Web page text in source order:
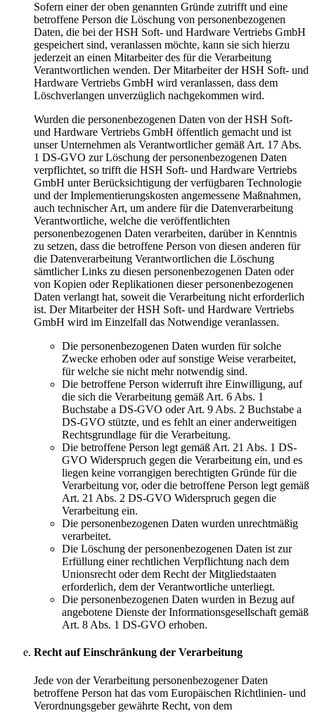
Sofern einer der oben genannten Gründe zutrifft und eine
betroffene Person die Löschung von personenbezogenen
Daten, die bei der HSH Soft- und Hardware Vertriebs GmbH
gespeichert sind, veranlassen möchte, kann sie sich hierzu
jederzeit an einen Mitarbeiter des für die Verarbeitung
Verantwortlichen wenden. Der Mitarbeiter der HSH Soft- und
Hardware Vertriebs GmbH wird veranlassen, dass dem
Löschverlangen unverzüglich nachgekommen wird.
Wurden die personenbezogenen Daten von der HSH Soft-
und Hardware Vertriebs GmbH öffentlich gemacht und ist
unser Unternehmen als Verantwortlicher gemäß Art. 17 Abs.
1 DS-GVO zur Löschung der personenbezogenen Daten
verpflichtet, so trifft die HSH Soft- und Hardware Vertriebs
GmbH unter Berücksichtigung der verfügbaren Technologie
und der Implementierungskosten angemessene Maßnahmen,
auch technischer Art, um andere für die Datenverarbeitung
Verantwortliche, welche die veröffentlichten
personenbezogenen Daten verarbeiten, darüber in Kenntnis
zu setzen, dass die betroffene Person von diesen anderen für
die Datenverarbeitung Verantwortlichen die Löschung
sämtlicher Links zu diesen personenbezogenen Daten oder
von Kopien oder Replikationen dieser personenbezogenen
Daten verlangt hat, soweit die Verarbeitung nicht erforderlich
ist. Der Mitarbeiter der HSH Soft- und Hardware Vertriebs
GmbH wird im Einzelfall das Notwendige veranlassen.
Die personenbezogenen Daten wurden für solche
Zwecke erhoben oder auf sonstige Weise verarbeitet,
für welche sie nicht mehr notwendig sind.
Die betroffene Person widerruft ihre Einwilligung, auf
die sich die Verarbeitung gemäß Art. 6 Abs. 1
Buchstabe a DS-GVO oder Art. 9 Abs. 2 Buchstabe a
DS-GVO stützte, und es fehlt an einer anderweitigen
Rechtsgrundlage für die Verarbeitung.
Die betroffene Person legt gemäß Art. 21 Abs. 1 DS-
GVO Widerspruch gegen die Verarbeitung ein, und es
liegen keine vorrangigen berechtigten Gründe für die
Verarbeitung vor, oder die betroffene Person legt gemäß
Art. 21 Abs. 2 DS-GVO Widerspruch gegen die
Verarbeitung ein.
Die personenbezogenen Daten wurden unrechtmäßig
verarbeitet.
Die Löschung der personenbezogenen Daten ist zur
Erfüllung einer rechtlichen Verpflichtung nach dem
Unionsrecht oder dem Recht der Mitgliedstaaten
erforderlich, dem der Verantwortliche unterliegt.
Die personenbezogenen Daten wurden in Bezug auf
angebotene Dienste der Informationsgesellschaft gemäß
Art. 8 Abs. 1 DS-GVO erhoben.
Recht auf Einschränkung der Verarbeitung
Jede von der Verarbeitung personenbezogener Daten
betroffene Person hat das vom Europäischen Richtlinien- und
Verordnungsgeber gewährte Recht, von dem